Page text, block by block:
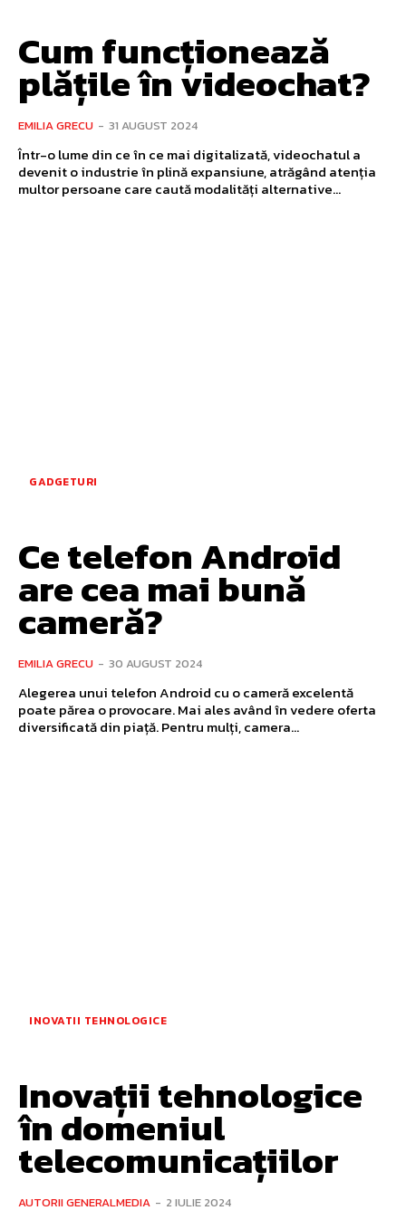
Cum funcționează
plățile în videochat?
EMILIA GRECU - 31 AUGUST 2024
Într-o lume din ce în ce mai digitalizată, videochatul a
devenit o industrie în plină expansiune, atrăgând atenția
multor persoane care caută modalități alternative...
GADGETURI
Ce telefon Android
are cea mai bună
cameră?
EMILIA GRECU - 30 AUGUST 2024
Alegerea unui telefon Android cu o cameră excelentă
poate părea o provocare. Mai ales având în vedere oferta
diversificată din piață. Pentru mulți, camera...
INOVATII TEHNOLOGICE
Inovații tehnologice
în domeniul
telecomunicațiilor
AUTORII GENERALMEDIA - 2 IULIE 2024